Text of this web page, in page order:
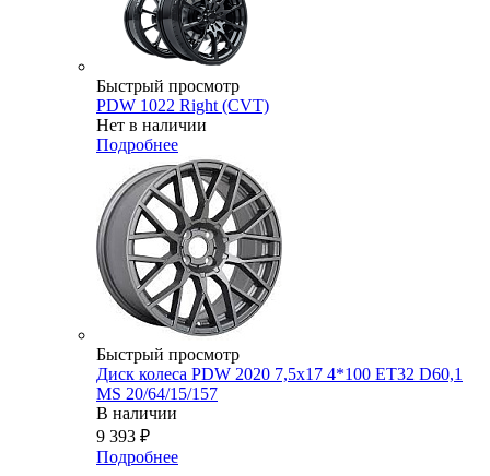
Быстрый просмотр
PDW 1022 Right (CVT)
Нет в наличии
Подробнее
Быстрый просмотр
Диск колеса PDW 2020 7,5x17 4*100 ET32 D60,1
MS 20/64/15/157
В наличии
9 393 ₽
Подробнее